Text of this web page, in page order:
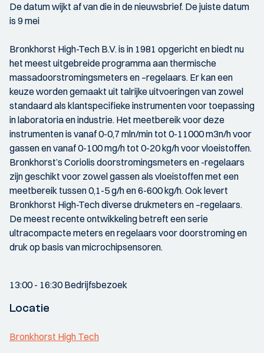
De datum wijkt af van die in de nieuwsbrief. De juiste datum
is 9 mei
Bronkhorst High-Tech B.V. is in 1981 opgericht en biedt nu
het meest uitgebreide programma aan thermische
massadoorstromingsmeters en –regelaars. Er kan een
keuze worden gemaakt uit talrijke uitvoeringen van zowel
standaard als klantspecifieke instrumenten voor toepassing
in laboratoria en industrie. Het meetbereik voor deze
instrumenten is vanaf 0-0,7 mln/min tot 0-11000 m3n/h voor
gassen en vanaf 0-100 mg/h tot 0-20 kg/h voor vloeistoffen.
Bronkhorst’s Coriolis doorstromingsmeters en -regelaars
zijn geschikt voor zowel gassen als vloeistoffen met een
meetbereik tussen 0,1-5 g/h en 6-600 kg/h. Ook levert
Bronkhorst High-Tech diverse drukmeters en –regelaars.
De meest recente ontwikkeling betreft een serie
ultracompacte meters en regelaars voor doorstroming en
druk op basis van microchipsensoren.
13:00 - 16:30 Bedrijfsbezoek
Locatie
Bronkhorst High Tech